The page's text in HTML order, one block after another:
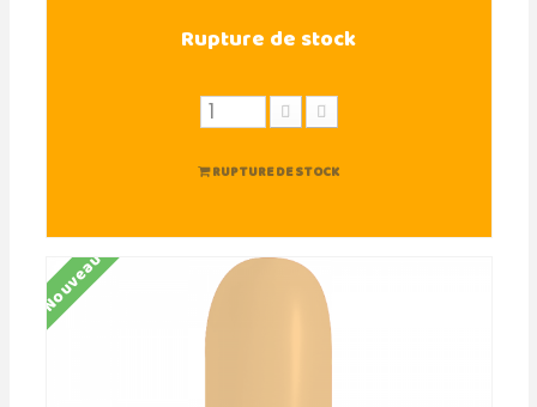
Rupture de stock
RUPTURE DE STOCK
Nouveau